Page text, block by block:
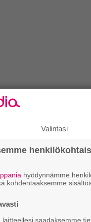
Valintasi
hyödynnämme
kohdentaaksemme
saadaksemme